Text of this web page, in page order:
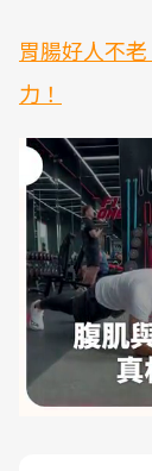
胃腸好人不
力！